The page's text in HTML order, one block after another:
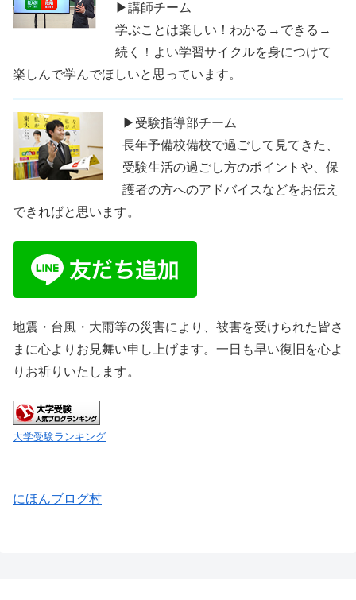
▶講師チーム
学ぶことは楽しい！わかる→できる→
続く！よい学習サイクルを身につけて
楽しんで学んでほしいと思っています。
▶受験指導部チーム
長年予備校備校で過ごして見てきた、
受験生活の過ごし方のポイントや、保
護者の方へのアドバイスなどをお伝え
できればと思います。
地震・台風・大雨等の災害により、被害を受けられた皆さ
まに心よりお見舞い申し上げます。一日も早い復旧を心よ
りお祈りいたします。
大学受験ランキング
にほんブログ村